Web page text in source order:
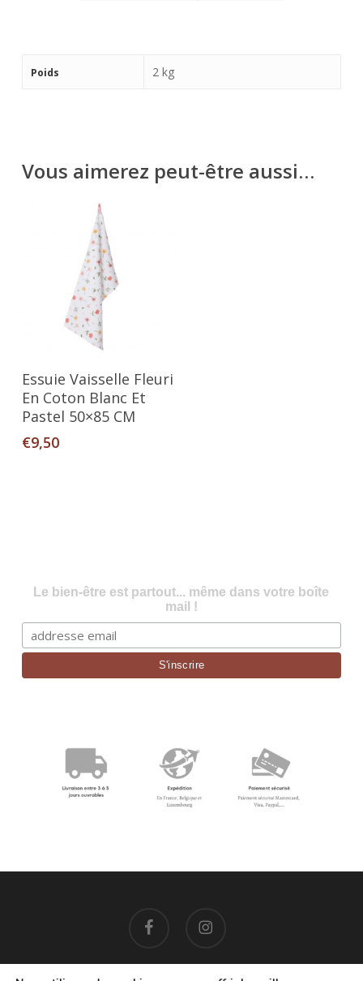
Poids 2 kg
Vous aimerez peut-être aussi…
Ajouter Au Panier
Essuie Vaisselle Fleuri
En Coton Blanc Et
Pastel 50×85 CM
€9,50
Le bien-être est partout... même dans votre boîte
mail !